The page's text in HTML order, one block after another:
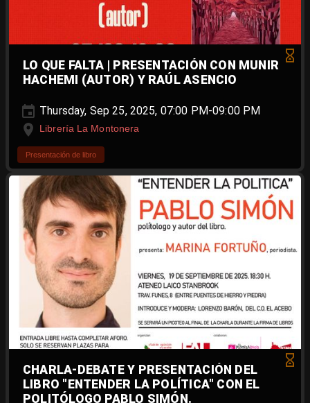
LO QUE FALTA | PRESENTACIÓN CON MUNIR
HACHEMI (AUTOR) Y RAÚL ASENCIO
Thursday, Sep 25, 2025, 07:00 PM-09:00 PM
Librería La Montonera
Presentación de libro
CHARLA-DEBATE Y PRESENTACIÓN DEL
LIBRO "ENTENDER LA POLÍTICA" CON EL
POLITÓLOGO PABLO SIMÓN.